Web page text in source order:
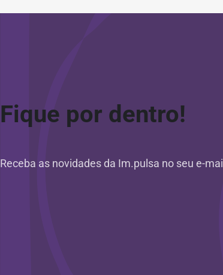
Fique por dentro!
Receba as novidades da Im.pulsa no seu e-mail